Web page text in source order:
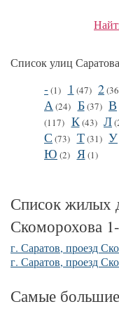
Список улиц
-(1) 1 (47) 2
А (24) Б(37) В
(117) К(43) Л
С (73) Т(31) У
Ю (2) Я(1)
Список жилых
Скоморохова
г. Саратов, проезд
г. Саратов, проезд
Самые